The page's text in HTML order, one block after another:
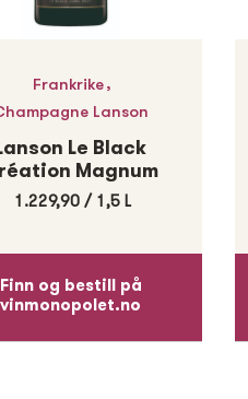
Frankrike,
Lanson
Finn og bestill på
vinmonopolet.no
Le Black
Magnum
1.229,90 / 1,5 L